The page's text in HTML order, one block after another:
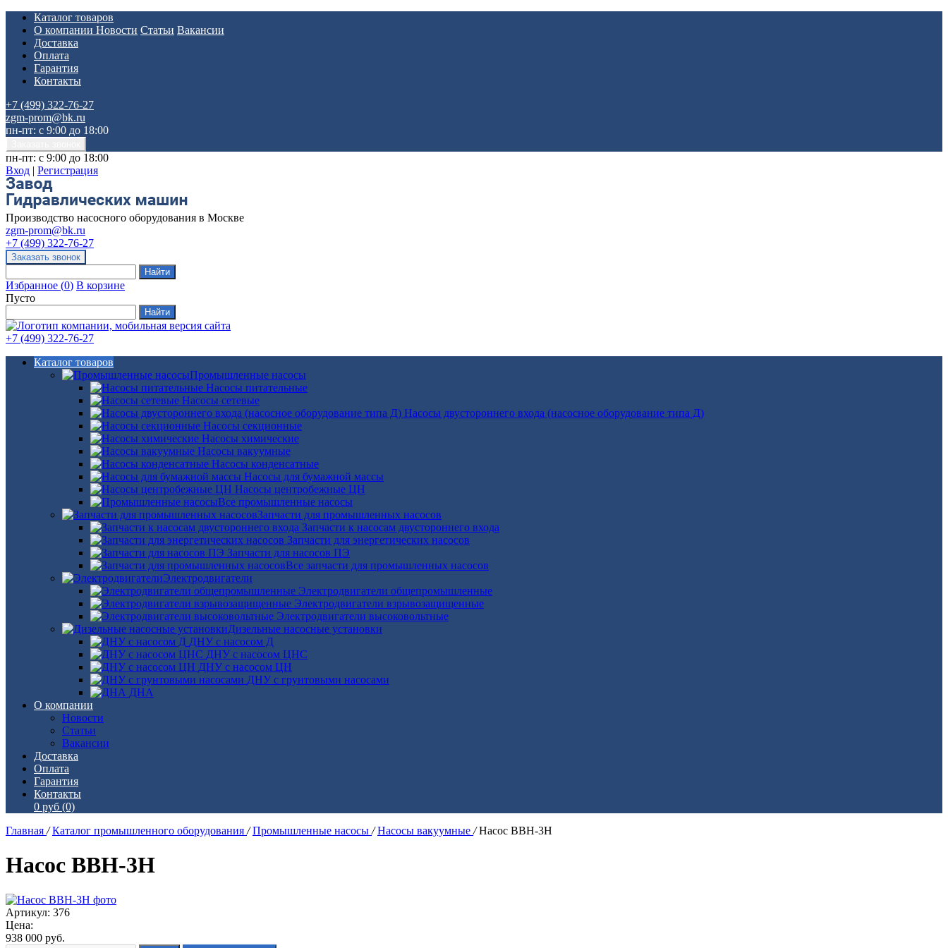
Каталог товаров
О компании Новости Статьи Вакансии
Доставка
Оплата
Гарантия
Контакты
+7 (499) 322-76-27
zgm-prom@bk.ru
пн-пт: с 9:00 до 18:00
пн-пт: с 9:00 до 18:00
Вход | Регистрация
Производство насосного оборудования в Москве
zgm-prom@bk.ru
+7 (499) 322-76-27
Избранное (0) В корзине
Пусто
+7 (499) 322-76-27
Каталог товаров
Промышленные насосы
Насосы питательные
Насосы сетевые
Насосы двустороннего входа (насосное оборудование типа Д)
Насосы секционные
Насосы химические
Насосы вакуумные
Насосы конденсатные
Насосы для бумажной массы
Насосы центробежные ЦН
Все промышленные насосы
Запчасти для промышленных насосов
Запчасти к насосам двустороннего входа
Запчасти для энергетических насосов
Запчасти для насосов ПЭ
Все запчасти для промышленных насосов
Электродвигатели
Электродвигатели общепромышленные
Электродвигатели взрывозащищенные
Электродвигатели высоковольтные
Дизельные насосные установки
ДНУ с насосом Д
ДНУ с насосом ЦНС
ДНУ с насосом ЦН
ДНУ с грунтовыми насосами
ДНА
О компании
Новости
Статьи
Вакансии
Доставка
Оплата
Гарантия
Контакты
0 руб (0)
Главная / Каталог промышленного оборудования / Промышленные насосы / Насосы вакуумные / Насос ВВН-3Н
Насос ВВН-3Н
Артикул: 376
Цена:
938 000 руб.